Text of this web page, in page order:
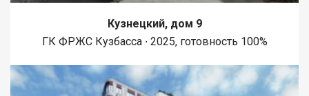
Кузнецкий, дом 9
ГК ФРЖС Кузбасса ∙ 2025, готовность 100%